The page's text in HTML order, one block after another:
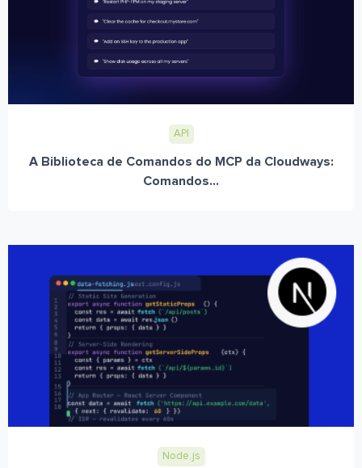
API
A Biblioteca de Comandos do MCP da Cloudways:
Comandos...
Node.js